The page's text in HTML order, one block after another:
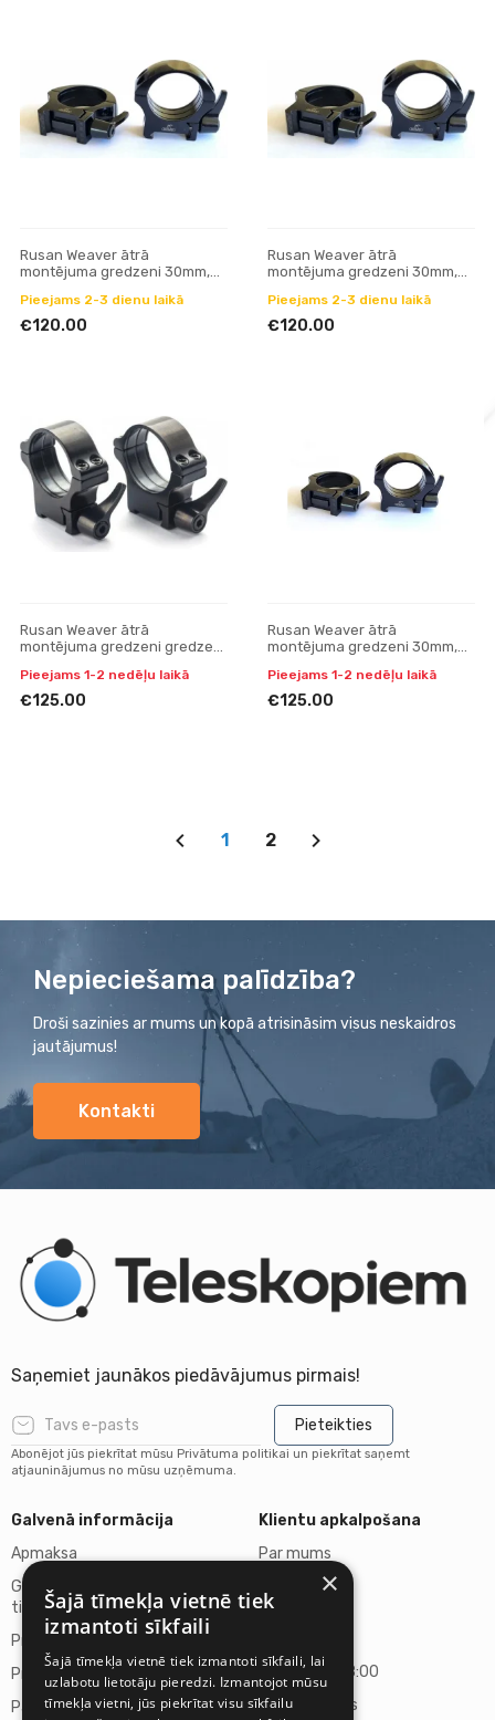
Rusan Weaver ātrā
montējuma gredzeni 30mm,
Pieejams 2-3 dienu laikā
€120.00
Rusan Weaver ātrā
montējuma gredzeni 30mm,
Pieejams 2-3 dienu laikā
€120.00
Rusan Weaver ātrā
montējuma gredzeni gredzeni
Pieejams 1-2 nedēļu laikā
€125.00
Rusan Weaver ātrā
montējuma gredzeni 30mm,
Pieejams 1-2 nedēļu laikā
€125.00
1 2
Nepieciešama palīdzība?
Droši sazinies ar mums un kopā atrisināsim visus neskaidros
jautājumus!
Kontakti
Saņemiet jaunākos piedāvājumus pirmais!
Pieteikties
Abonējot jūs piekrītat mūsu Privātuma politikai un piekrītat saņemt
atjauninājumus no mūsu uzņēmuma.
Galvenā informācija
Apmaksa
Garantija un Atteikuma
tiesības
Preču piegāde
Privātuma politika
Par Mums
Klientu apkalpošana
Par mums
P.-P. 10:00-18:00
S., Sv. - slēgts
×
Šajā tīmekļa vietnē tiek
izmantoti sīkfaili
Šajā tīmekļa vietnē tiek izmantoti sīkfaili, lai
uzlabotu lietotāju pieredzi. Izmantojot mūsu
tīmekļa vietni, jūs piekrītat visu sīkfailu